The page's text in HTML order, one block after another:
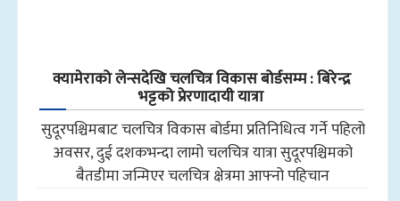
क्यामेराको लेन्सदेखि चलचित्र विकास बोर्डसम्म : बिरेन्द्र
भट्टको प्रेरणादायी यात्रा
सुदूरपश्चिमबाट चलचित्र विकास बोर्डमा प्रतिनिधित्व गर्ने पहिलो
अवसर, दुई दशकभन्दा लामो चलचित्र यात्रा सुदूरपश्चिमको
बैतडीमा जन्मिएर चलचित्र क्षेत्रमा आफ्नो पहिचान